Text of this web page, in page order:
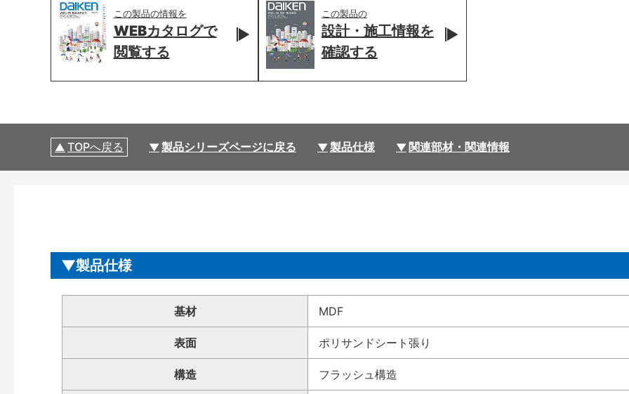
この製品の情報を
WEBカタログで
閲覧する
この製品の
設計・施工情報を
確認する
TOPへ戻る 製品シリーズページに戻る 製品仕様 関連部材・関連情報
製品仕様
基材 MDF
表面 ポリサンドシート張り
構造 フラッシュ構造